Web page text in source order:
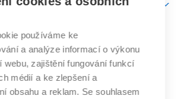
výzkumu
/ ContriBUTe
učení
technické
používáme ke
a analýze informací o výkonu
webu, zajištění fungování funkcí
médií a ke zlepšení a
obsahu a reklam. Se souhlasem